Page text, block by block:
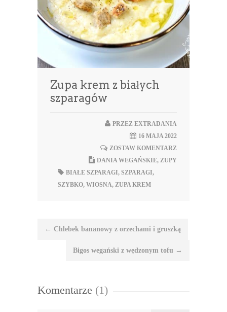
Zupa krem z białych
szparagów
PRZEZ EXTRADANIA
16 MAJA 2022
ZOSTAW KOMENTARZ
DANIA WEGAŃSKIE, ZUPY
BIAŁE SZPARAGI, SZPARAGI,
SZYBKO, WIOSNA, ZUPA KREM
Nawigacja
← Chlebek bananowy z orzechami i gruszką
Bigos wegański z wędzonym tofu →
Komentarze (1)